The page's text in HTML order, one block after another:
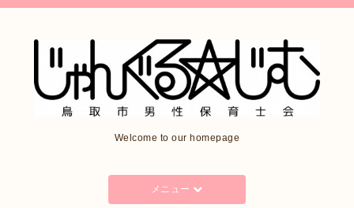
Welcome to our homepage
メニュー